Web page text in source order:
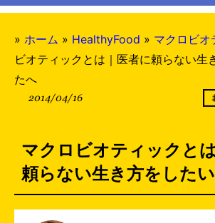
» ホーム » HealthyFood » マクロビオ
ビオティックとは｜医者に頼らない生
たへ
2014/04/16
マクロビオティックと
頼らない生き方をした